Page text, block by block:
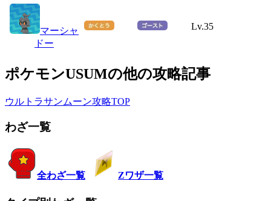
マーシャ
ドー
Lv.35
ポケモンUSUMの他の攻略記事
ウルトラサンムーン攻略TOP
わざ一覧
全わざ一覧 Zワザ一覧